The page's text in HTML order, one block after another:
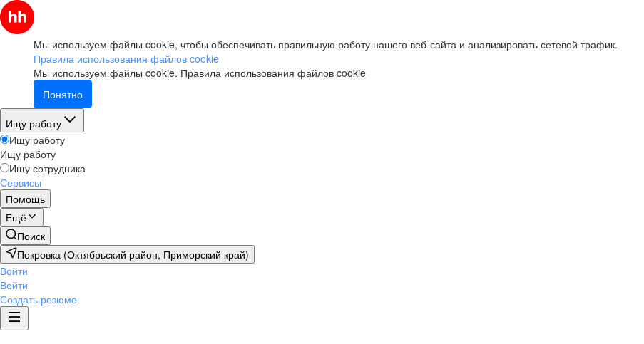
Мы используем файлы cookie, чтобы обеспечивать правильную работу нашего веб-сайта и анализировать сетевой трафик.
Правила использования файлов cookie
Мы используем файлы cookie. Правила использования файлов cookie
Понятно
Ищу работу
Ищу работу
Ищу работу
Ищу сотрудника
Сервисы
Помощь
Ещё
Поиск
Покровка (Октябрьский район, Приморский край)
Войти
Войти
Создать резюме